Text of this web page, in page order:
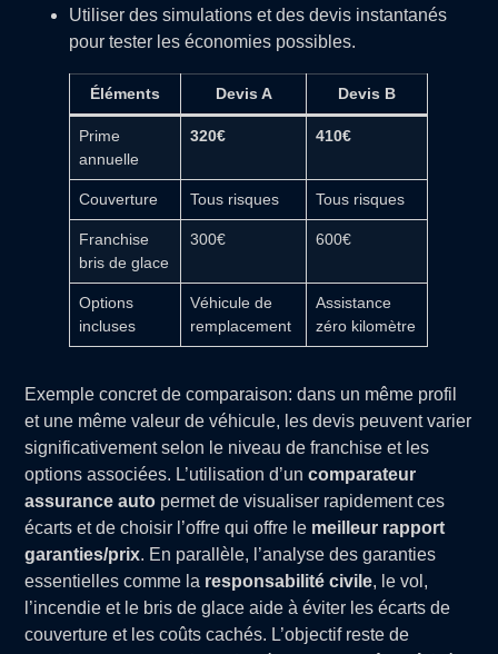
Utiliser des simulations et des devis instantanés
pour tester les économies possibles.
Éléments Devis A Devis B
Prime
annuelle
320€ 410€
Couverture Tous risques Tous risques
Franchise
bris de glace
300€ 600€
Options
incluses
Véhicule de
remplacement
Assistance
zéro kilomètre
Exemple concret de comparaison: dans un même profil
et une même valeur de véhicule, les devis peuvent varier
significativement selon le niveau de franchise et les
options associées. L’utilisation d’uncomparateur
assurance auto permet de visualiser rapidement ces
écarts et de choisir l’offre qui offre le meilleur rapport
garanties/prix. En parallèle, l’analyse des garanties
essentielles comme la responsabilité civile, le vol,
l’incendie et le bris de glace aide à éviter les écarts de
couverture et les coûts cachés. L’objectif reste de